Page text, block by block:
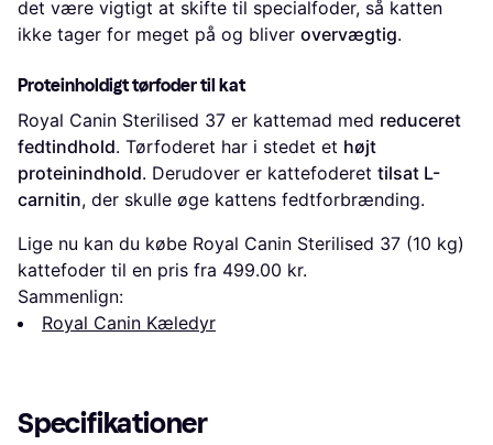
det være vigtigt at skifte til specialfoder, så katten
ikke tager for meget på og bliver overvægtig.
Proteinholdigt tørfoder til kat
Royal Canin Sterilised 37 er kattemad med reduceret
fedtindhold. Tørfoderet har i stedet et højt
proteinindhold. Derudover er kattefoderet tilsat L-
carnitin, der skulle øge kattens fedtforbrænding.
Lige nu kan du købe Royal Canin Sterilised 37 (10 kg)
kattefoder til en pris fra 499.00 kr.
Sammenlign:
Royal Canin Kæledyr
Specifikationer